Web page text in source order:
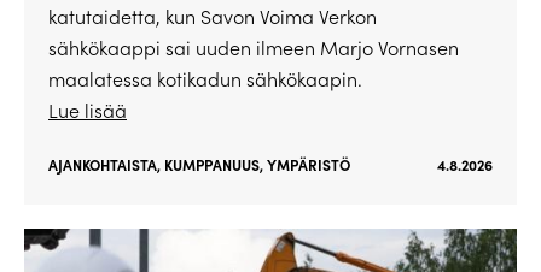
katutaidetta, kun Savon Voima Verkon
sähkökaappi sai uuden ilmeen Marjo Vornasen
maalatessa kotikadun sähkökaapin.
Lue lisää
AJANKOHTAISTA, KUMPPANUUS,YMPÄRISTÖ 4.8.2026